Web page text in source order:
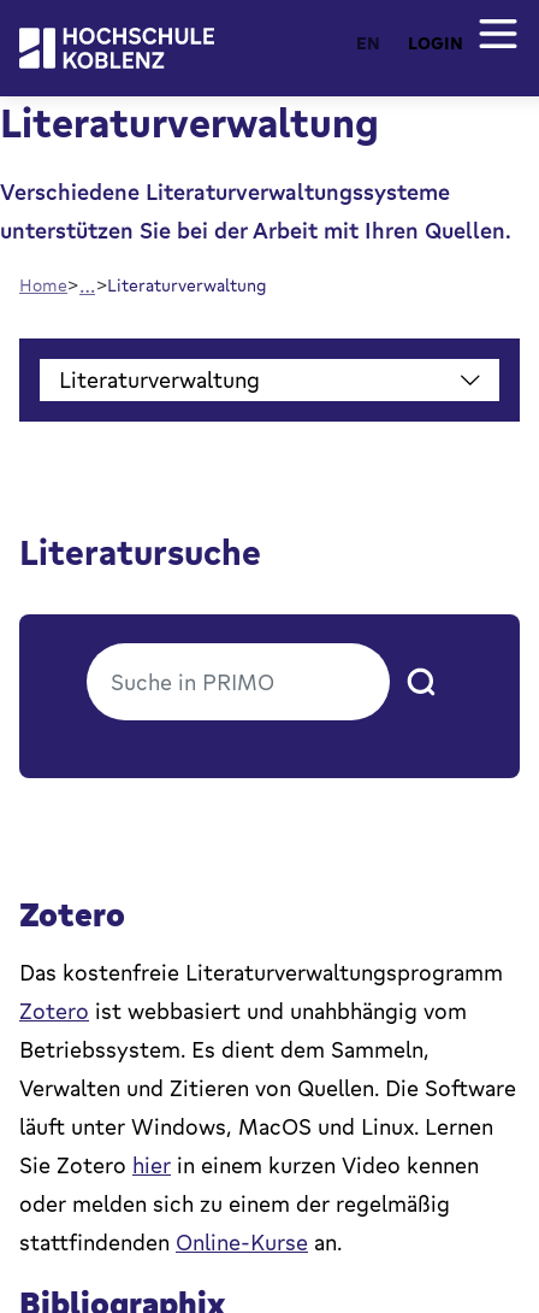
EN LOGIN
Literaturverwaltung
Verschiedene Literaturverwaltungssysteme
unterstützen Sie bei der Arbeit mit Ihren Quellen.
Home … Literaturverwaltung
Literaturverwaltung
()
Literatursuche
Zotero
Das kostenfreie Literaturverwaltungsprogramm
Zotero ist webbasiert und unahbhängig vom
Betriebssystem. Es dient dem Sammeln,
Verwalten und Zitieren von Quellen. Die Software
läuft unter Windows, MacOS und Linux. Lernen
Sie Zotero hier in einem kurzen Video kennen
oder melden sich zu einem der regelmäßig
stattfindenden Online-Kurse an.
Bibliographix